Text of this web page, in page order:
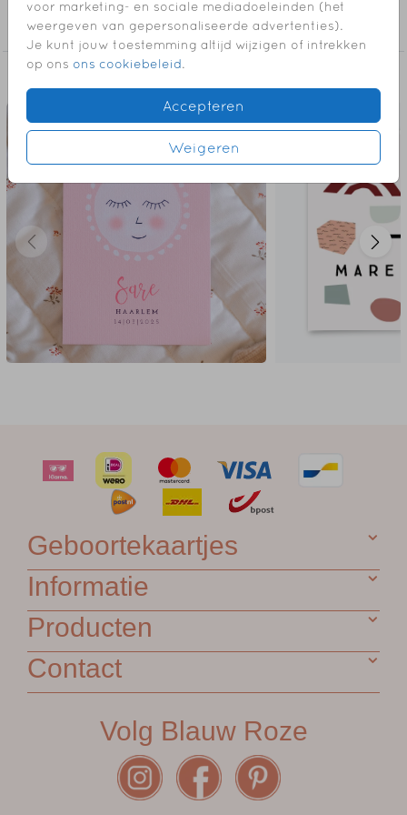
voor marketing- en sociale mediadoeleinden (het
weergeven van gepersonaliseerde advertenties).
Je kunt jouw toestemming altijd wijzigen of intrekken
op ons ons cookiebeleid.
Accepteren
Weigeren
LET OP! Deze kaart heeft een langere levertijd: op
werkdagen voor 18.00 uur besteld is de volgende
werkdag gedrukt en verzonden.
// JOSEPHINE
Meisje
Dit vind je misschien ook leuk
Geboortekaartjes
Informatie
Producten
Contact
Volg Blauw Roze